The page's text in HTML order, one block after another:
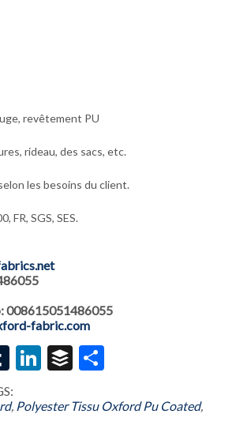
revêtement PU
rideau, des sacs, etc.
les besoins du client.
FR, SGS, SES.
008615051486055
fabric.com
Tumblr
LinkedIn
Buffer
, Polyester Tissu Oxford Pu Coated,